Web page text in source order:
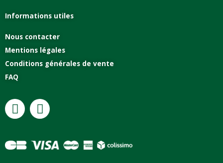
Informations utiles
Nous contacter
Mentions légales
Conditions générales de vente
FAQ